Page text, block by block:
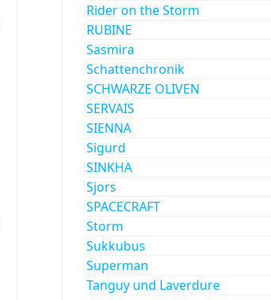
Rider on the Storm
RUBINE
Sasmira
Schattenchronik
SCHWARZE OLIVEN
SERVAIS
SIENNA
Sigurd
SINKHA
Sjors
SPACECRAFT
Storm
Sukkubus
Superman
Tanguy und Laverdure